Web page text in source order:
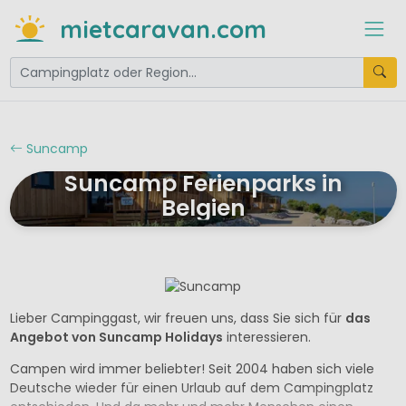
mietcaravan.com
Suncamp
Suncamp Ferienparks in
Belgien
Lieber Campinggast, wir freuen uns, dass Sie sich für das
Angebot von Suncamp Holidays interessieren.
Campen wird immer beliebter! Seit 2004 haben sich viele
Deutsche wieder für einen Urlaub auf dem Campingplatz